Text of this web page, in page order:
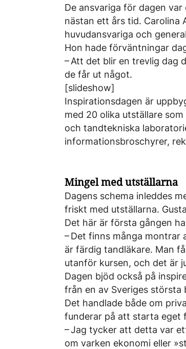
De ansvariga för dagen
nästan ett års tid. Carolina
huvudansvariga och
Hon hade förväntningar
– Att det blir en trevlig dag
de får ut något.
[slideshow]
Inspirationsdagen är
med 20 olika utställare
och tandtekniska
informationsbroschyrer,
Mingel med utställarna
Dagens schema inleddes
friskt med utställarna.
Det här är första gången
– Det finns många montrar
är färdig tandläkare. Man
utanför kursen, och det är
Dagen bjöd också på
från en av Sveriges största
Det handlade både om
funderar på att starta eget
– Jag tycker att detta var
om varken ekonomi eller